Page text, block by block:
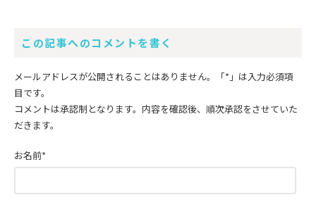
この記事へのコメントを書く
メールアドレスが公開されることはありません。 「*」 は入力必須項
目です。
コメントは承認制となります。内容を確認後、順次承認をさせていた
だきます。
お名前*